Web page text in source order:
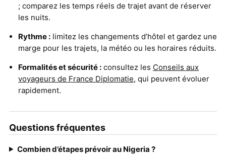
; comparez les temps réels de trajet avant de réserver
les nuits.
Rythme : limitez les changements d’hôtel et gardez une
marge pour les trajets, la météo ou les horaires réduits.
Formalités et sécurité : consultez les Conseils aux
voyageurs de France Diplomatie, qui peuvent évoluer
rapidement.
Questions fréquentes
Combien d’étapes prévoir au Nigeria ?